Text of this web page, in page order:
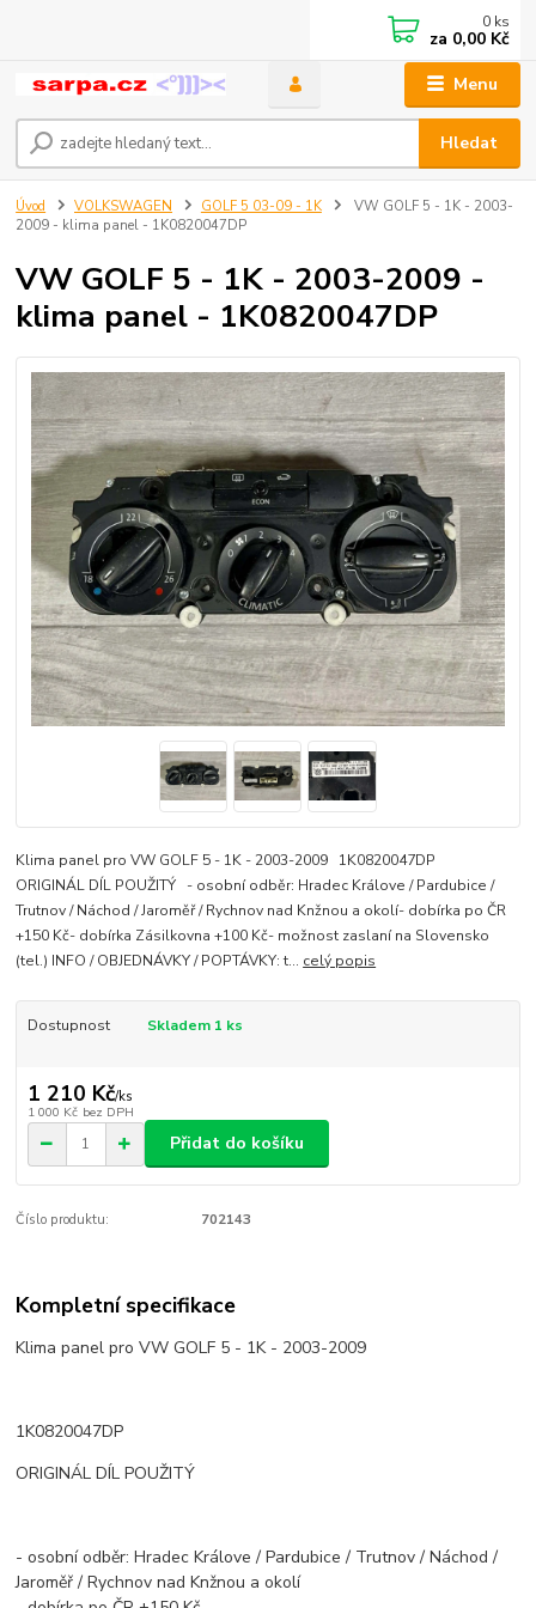
Menu
Hledat
0 ks
za 0,00 Kč
Úvod VOLKSWAGEN GOLF 5 03-09 - 1K
VW GOLF 5 - 1K - 2003-
2009 - klima panel - 1K0820047DP
VW GOLF 5 - 1K - 2003-2009 -
klima panel - 1K0820047DP
Klima panel pro VW GOLF 5 - 1K - 2003-2009 1K0820047DP
ORIGINÁL DÍL POUŽITÝ - osobní odběr: Hradec Králove / Pardubice /
Trutnov / Náchod / Jaroměř / Rychnov nad Knžnou a okolí- dobírka po ČR
+150 Kč- dobírka Zásilkovna +100 Kč- možnost zaslaní na Slovensko
(tel.) INFO / OBJEDNÁVKY / POPTÁVKY: t... celý popis
Dostupnost Skladem 1 ks
1 210 Kč/ks
1 000 Kč bez DPH
Přidat do košíku
Číslo produktu: 702143
Kompletní specifikace
Klima panel pro VW GOLF 5 - 1K - 2003-2009
1K0820047DP
ORIGINÁL DÍL POUŽITÝ
- osobní odběr: Hradec Králove / Pardubice / Trutnov / Náchod /
Jaroměř / Rychnov nad Knžnou a okolí